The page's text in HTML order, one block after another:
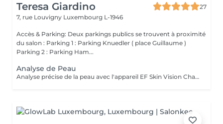
Teresa Giardino
27
7, rue Louvigny Luxembourg L-1946
Accès & Parking: Deux parkings publics se trouvent à proximité
du salon : Parking 1 : Parking Knuedler ( place Guillaume )
Parking 2 : Parking Ham...
Analyse de Peau
Analyse précise de la peau avec l'appareil EF Skin Vision Chaque peau étant unique, nous analysons ensemble les besoins actuels de votre peau. L'appareil diagnostic effectue une analyse complète. Il détermine l'identité de votre peau en quelques minutes, en se basant sur 9 paramètres spécifiques: hydratation, excès de sébum, élasticité, desquamation, pores, taches pigmentaires, rides pattes d'oie, rides du front, couperose.